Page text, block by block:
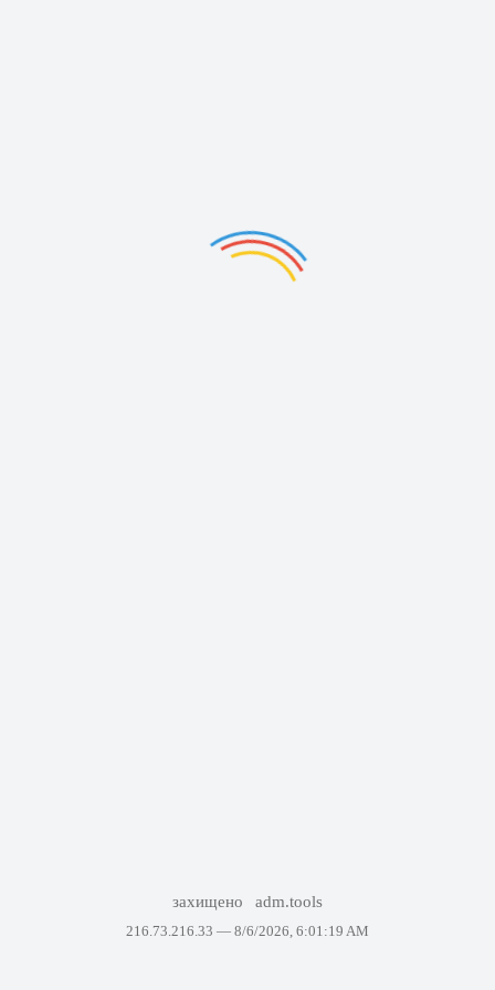
захищено adm.tools
216.73.216.33 — 8/6/2026, 6:01:19 AM